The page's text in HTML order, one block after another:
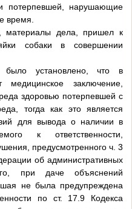
потерпевшей, нарушающие
время.
материалы дела, пришел к
собаки в совершении
установлено, что в
медицинское заключение,
здоровью потерпевшей с
тогда как это является
для вывода о наличии в
к ответственности,
предусмотренного ч. 3
об административных
при даче объяснений
не была предупреждена
по ст. 17.9 Кодекса